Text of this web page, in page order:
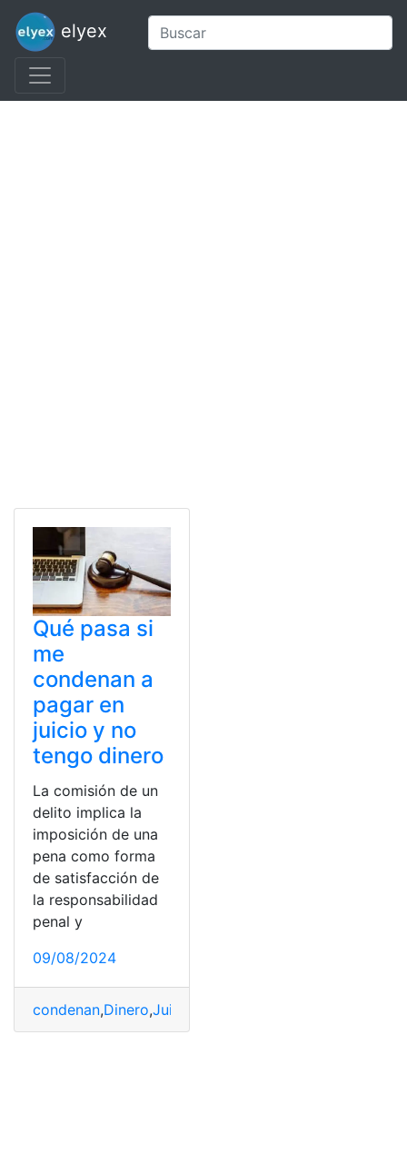
elyex
Qué pasa si
me
condenan a
pagar en
juicio y no
tengo dinero
La comisión de un
delito implica la
imposición de una
pena como forma
de satisfacción de
la responsabilidad
penal y
09/08/2024
condenan,Dinero,Juicio